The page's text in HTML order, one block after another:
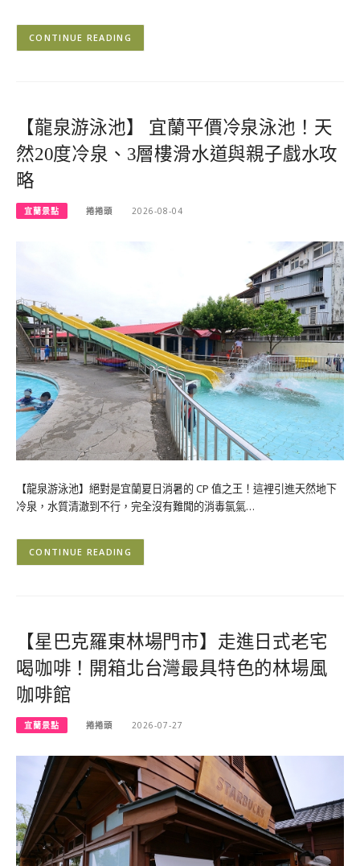
CONTINUE READING
【龍泉游泳池】 宜蘭平價冷泉泳池！天
然20度冷泉、3層樓滑水道與親子戲水攻
略
宜蘭景點 捲捲頭 2026-08-04
【龍泉游泳池】絕對是宜蘭夏日消暑的 CP 值之王！這裡引進天然地下
冷泉，水質清澈到不行，完全沒有難聞的消毒氯氣…
CONTINUE READING
【星巴克羅東林場門市】走進日式老宅
喝咖啡！開箱北台灣最具特色的林場風
咖啡館
宜蘭景點 捲捲頭 2026-07-27